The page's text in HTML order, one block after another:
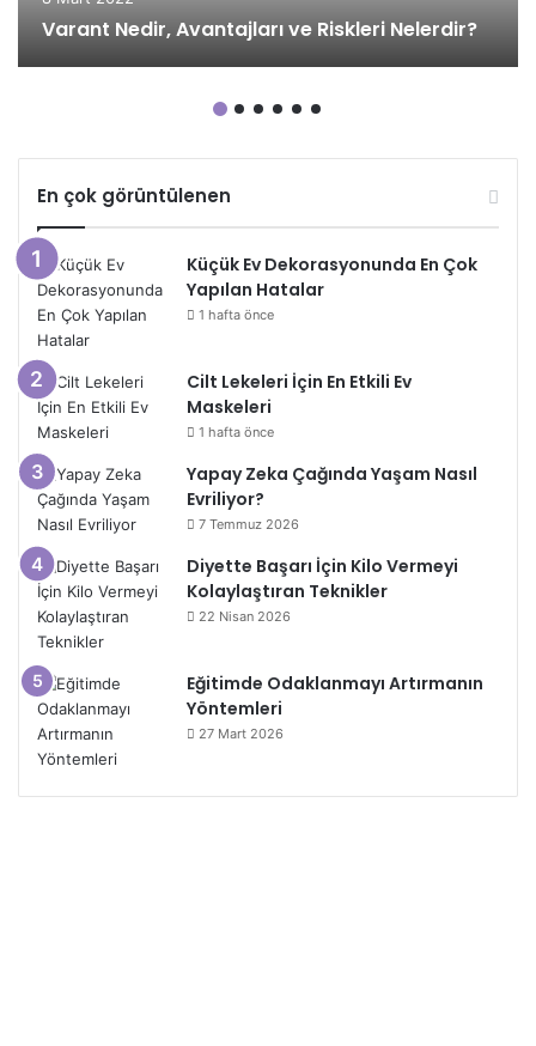
Varant Nedir, Avantajları ve Riskleri Nelerdir?
En çok görüntülenen
Küçük Ev Dekorasyonunda En Çok
Yapılan Hatalar
1 hafta önce
Cilt Lekeleri İçin En Etkili Ev
Maskeleri
1 hafta önce
Yapay Zeka Çağında Yaşam Nasıl
Evriliyor?
7 Temmuz 2026
Diyette Başarı İçin Kilo Vermeyi
Kolaylaştıran Teknikler
22 Nisan 2026
Eğitimde Odaklanmayı Artırmanın
Yöntemleri
27 Mart 2026